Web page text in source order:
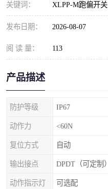
关键词： XLPP-M跑偏开关
发布日期： 2026-08-07
阅 读 量： 113
产品描述
防护等级 IP67
动作力 <60N
复位方式 自动
输出接点 DPDT（可定制）
动作指示灯 可选配